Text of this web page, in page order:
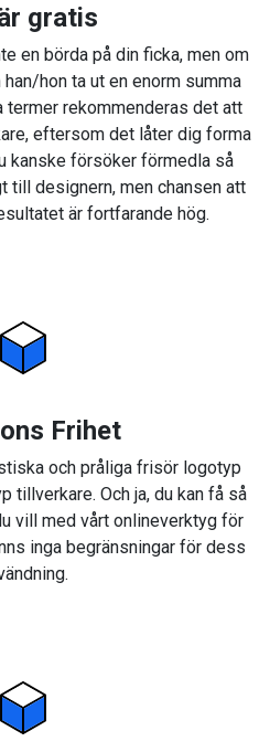
gratis
en börda på din ficka, men om
hon ta ut en enorm summa
termer rekommenderas det att
eftersom det låter dig forma
kanske försöker förmedla så
till designern, men chansen att
är fortfarande hög.
Frihet
och pråliga frisör logotyp
tillverkare. Och ja, du kan få så
vill med vårt onlineverktyg för
inga begränsningar för dess